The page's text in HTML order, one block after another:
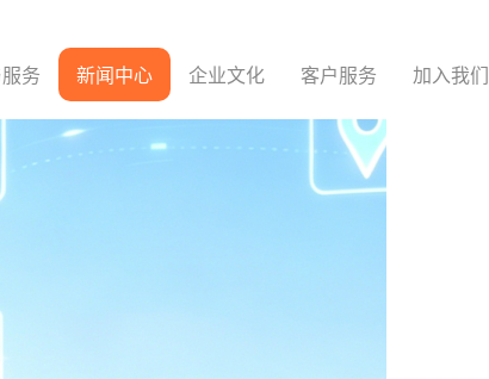
务 新闻中心 企业文化 客户服务 加入我们